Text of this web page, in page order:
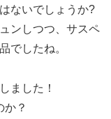
ないでしょうか?
ンしつつ、サスペ
でしたね。
ました！
か？